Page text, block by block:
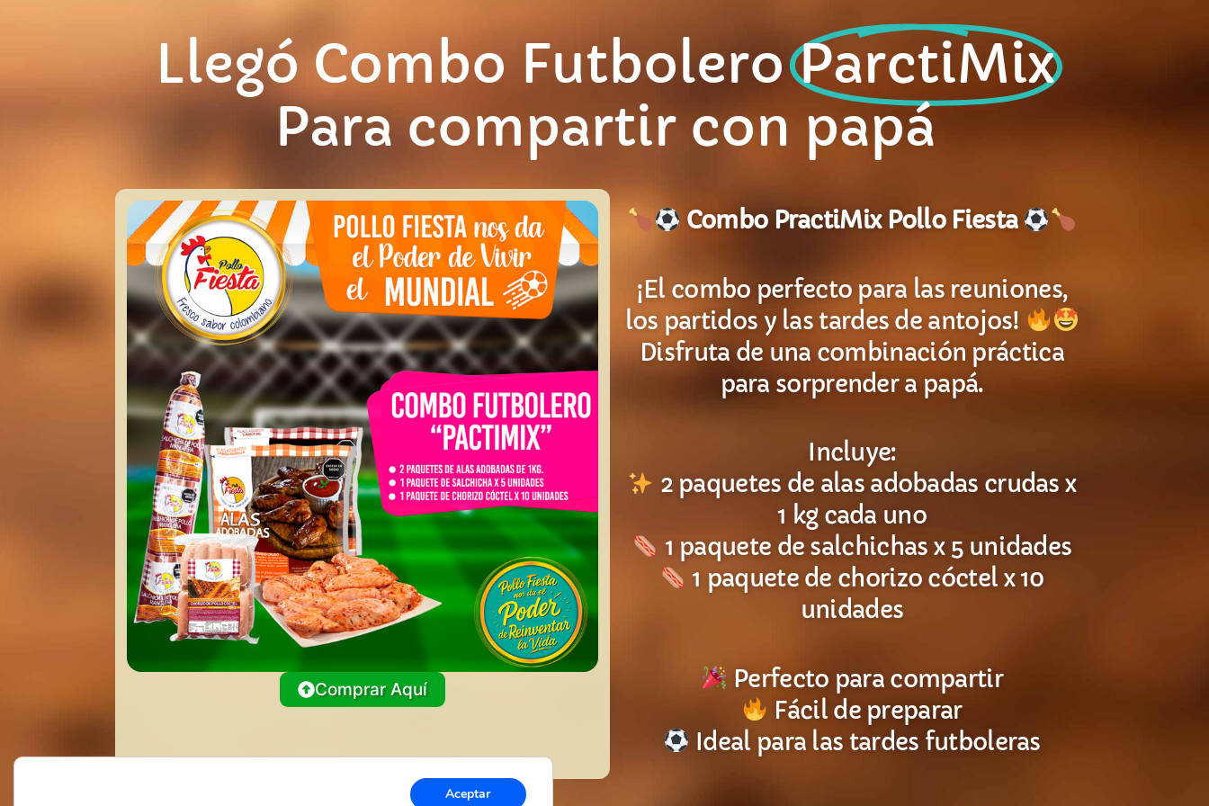
Llegó Combo Futbolero ParctiMix
Para compartir con papá
Comprar Aquí
Combo PractiMix Pollo Fiesta
¡El combo perfecto para las reuniones,
los partidos y las tardes de antojos!
Disfruta de una combinación práctica
para sorprender a papá.
Incluye:
2 paquetes de alas adobadas crudas x
1 kg cada uno
1 paquete de salchichas x 5 unidades
1 paquete de chorizo cóctel x 10
unidades
Perfecto para compartir
Fácil de preparar
Ideal para las tardes futboleras
Aceptar